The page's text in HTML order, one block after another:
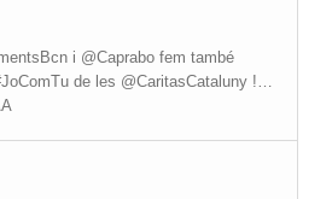
i @Caprabo fem també
de les @CaritasCataluny !…